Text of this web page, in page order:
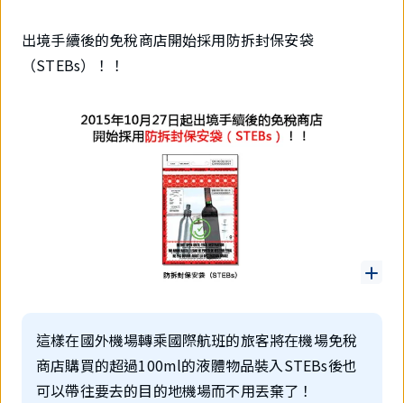
出境手續後的免稅商店開始採用防拆封保安袋
（STEBs）！！
這樣在國外機場轉乘國際航班的旅客將在機場免稅
商店購買的超過100ml的液體物品裝入STEBs後也
可以帶往要去的目的地機場而不用丟棄了！